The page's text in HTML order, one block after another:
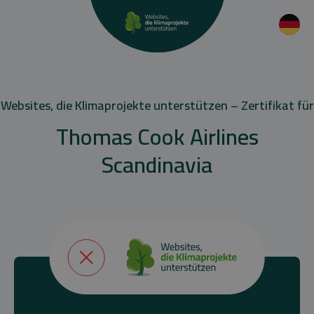
Websites, die Klimaprojekte unterstützen – Zertifikat für
Thomas Cook Airlines
Scandinavia